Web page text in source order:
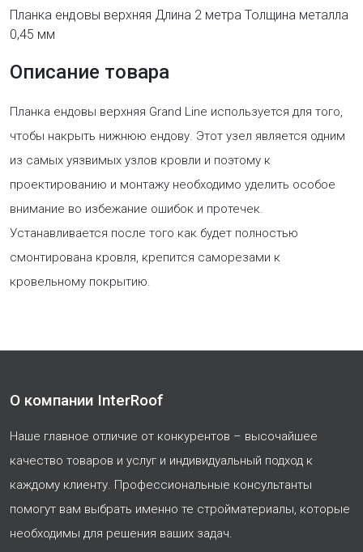
Планка ендовы верхняя Длина 2 метра Толщина металла
0,45 мм
Описание товара
Планка ендовы верхняя Grand Line используется для того,
чтобы накрыть нижнюю ендову. Этот узел является одним
из самых уязвимых узлов кровли и поэтому к
проектированию и монтажу необходимо уделить особое
внимание во избежание ошибок и протечек.
Устанавливается после того как будет полностью
смонтирована кровля, крепится саморезами к
кровельному покрытию.
О компании InterRoof
Наше главное отличие от конкурентов – высочайшее
качество товаров и услуг и индивидуальный подход к
каждому клиенту. Профессиональные консультанты
помогут вам выбрать именно те стройматериалы, которые
необходимы для решения ваших задач.